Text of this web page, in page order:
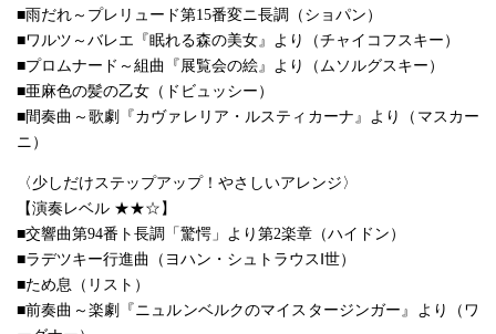
■雨だれ～プレリュード第15番変ニ長調（ショパン）
■ワルツ～バレエ『眠れる森の美女』より（チャイコフスキー）
■プロムナード～組曲『展覧会の絵』より（ムソルグスキー）
■亜麻色の髪の乙女（ドビュッシー）
■間奏曲～歌劇『カヴァレリア・ルスティカーナ』より（マスカー
ニ）
〈少しだけステップアップ！やさしいアレンジ〉
【演奏レベル ★★☆】
■交響曲第94番ト長調「驚愕」より第2楽章（ハイドン）
■ラデツキー行進曲（ヨハン・シュトラウスⅠ世）
■ため息（リスト）
■前奏曲～楽劇『ニュルンベルクのマイスタージンガー』より（ワ